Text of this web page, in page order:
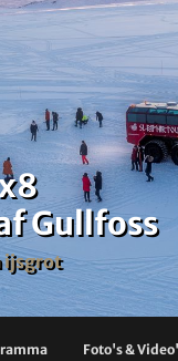
Gullfoss
ijsgrot
Foto's &